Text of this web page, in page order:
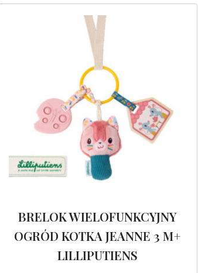
BRELOK WIELOFUNKCYJNY
OGRÓD KOTKA JEANNE 3 M+
LILLIPUTIENS